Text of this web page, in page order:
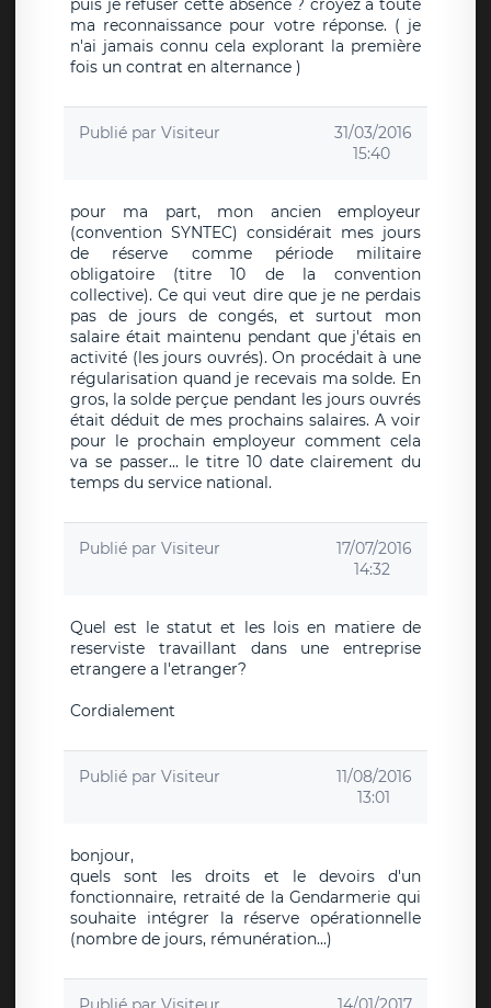
puis je refuser cette absence ? croyez a toute
ma reconnaissance pour votre réponse. ( je
n'ai jamais connu cela explorant la première
fois un contrat en alternance )
Publié par Visiteur
31/03/2016
15:40
pour ma part, mon ancien employeur
(convention SYNTEC) considérait mes jours
de réserve comme période militaire
obligatoire (titre 10 de la convention
collective). Ce qui veut dire que je ne perdais
pas de jours de congés, et surtout mon
salaire était maintenu pendant que j'étais en
activité (les jours ouvrés). On procédait à une
régularisation quand je recevais ma solde. En
gros, la solde perçue pendant les jours ouvrés
était déduit de mes prochains salaires. A voir
pour le prochain employeur comment cela
va se passer... le titre 10 date clairement du
temps du service national.
Publié par Visiteur
17/07/2016
14:32
Quel est le statut et les lois en matiere de
reserviste travaillant dans une entreprise
etrangere a l'etranger?
Cordialement
Publié par Visiteur
11/08/2016
13:01
bonjour,
quels sont les droits et le devoirs d'un
fonctionnaire, retraité de la Gendarmerie qui
souhaite intégrer la réserve opérationnelle
(nombre de jours, rémunération...)